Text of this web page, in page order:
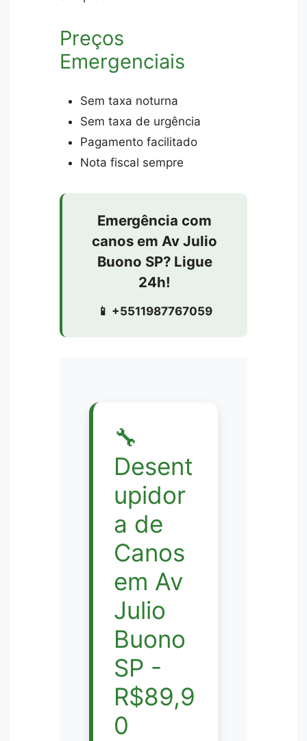
Preços
Emergenciais
Sem taxa noturna
Sem taxa de urgência
Pagamento facilitado
Nota fiscal sempre
Emergência com
canos em Av Julio
Buono SP? Ligue
24h!
📱 +5511987767059
🔧
Desent
upidor
a de
Canos
em Av
Julio
Buono
SP -
R$89,9
0